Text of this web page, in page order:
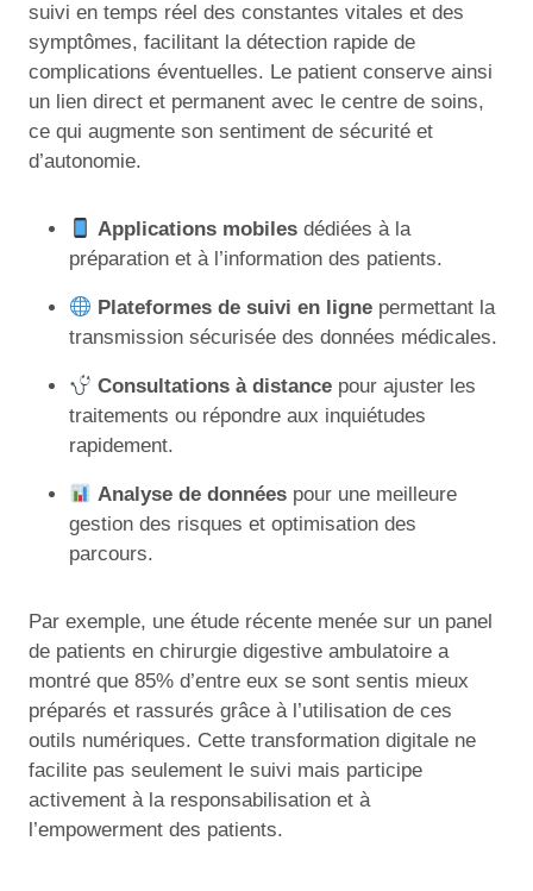
suivi en temps réel des constantes vitales et des
symptômes, facilitant la détection rapide de
complications éventuelles. Le patient conserve ainsi
un lien direct et permanent avec le centre de soins,
ce qui augmente son sentiment de sécurité et
d’autonomie.
Applications mobiles dédiées à la
préparation et à l’information des patients.
Plateformes de suivi en ligne permettant la
transmission sécurisée des données médicales.
Consultations à distance pour ajuster les
traitements ou répondre aux inquiétudes
rapidement.
Analyse de données pour une meilleure
gestion des risques et optimisation des
parcours.
Par exemple, une étude récente menée sur un panel
de patients en chirurgie digestive ambulatoire a
montré que 85% d’entre eux se sont sentis mieux
préparés et rassurés grâce à l’utilisation de ces
outils numériques. Cette transformation digitale ne
facilite pas seulement le suivi mais participe
activement à la responsabilisation et à
l’empowerment des patients.